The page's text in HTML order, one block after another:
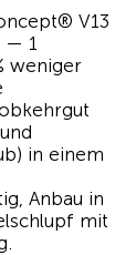
V13
— 1
weniger
in einem
Anbau in
mit